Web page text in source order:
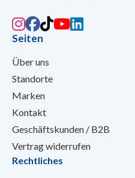
Seiten
Über uns
Standorte
Marken
Kontakt
Geschäftskunden / B2B
Vertrag widerrufen
Rechtliches